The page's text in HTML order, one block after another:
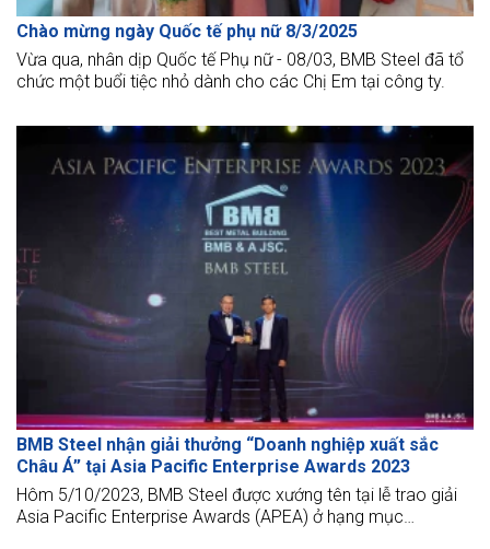
Chào mừng ngày Quốc tế phụ nữ 8/3/2025
Vừa qua, nhân dịp Quốc tế Phụ nữ - 08/03, BMB Steel đã tổ
chức một buổi tiệc nhỏ dành cho các Chị Em tại công ty.
BMB Steel nhận giải thưởng “Doanh nghiệp xuất sắc
Châu Á” tại Asia Pacific Enterprise Awards 2023
Hôm 5/10/2023, BMB Steel được xướng tên tại lễ trao giải
Asia Pacific Enterprise Awards (APEA) ở hạng mục